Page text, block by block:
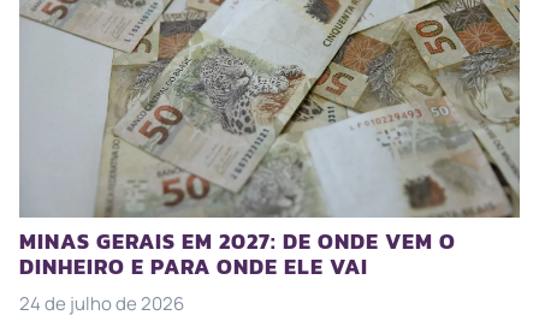
MINAS GERAIS EM 2027: DE ONDE VEM O
DINHEIRO E PARA ONDE ELE VAI
24 de julho de 2026